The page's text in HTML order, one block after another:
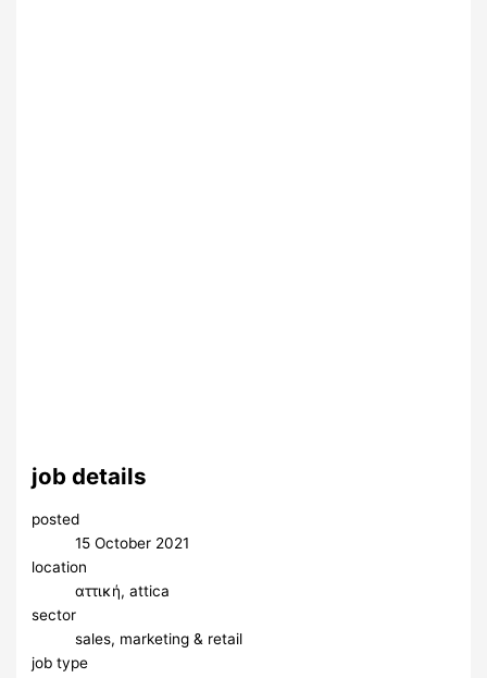
job details
posted
15 October 2021
location
αττική, attica
sector
sales, marketing & retail
job type